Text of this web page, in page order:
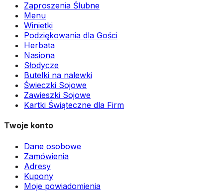
Zaproszenia Ślubne
Menu
Winietki
Podziękowania dla Gości
Herbata
Nasiona
Słodycze
Butelki na nalewki
Świeczki Sojowe
Zawieszki Sojowe
Kartki Świąteczne dla Firm
Twoje konto
Dane osobowe
Zamówienia
Adresy
Kupony
Moje powiadomienia